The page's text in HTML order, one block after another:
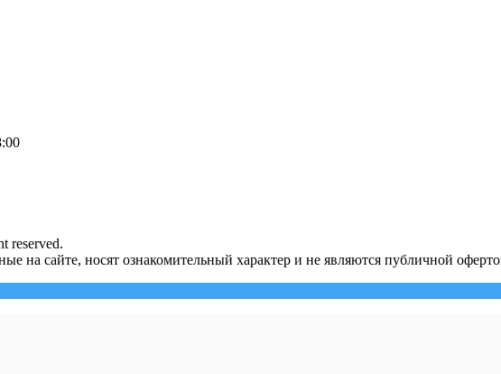
reserved.
на сайте, носят ознакомительный характер и не являются публичной